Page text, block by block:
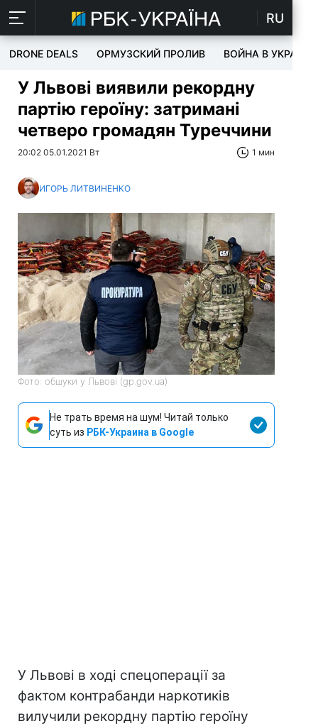
RU
DRONE DEALS ОРМУЗСКИЙ ПРОЛИВ ВОЙНА В УКРАИНЕ
У Львові виявили рекордну
партію героїну: затримані
четверо громадян Туреччини
20:02 05.01.2021 Вт 1 мин
ИГОРЬ ЛИТВИНЕНКО
Фото: обшуки у Львові (gp.gov.ua)
Не трать время на шум! Читай только
суть из РБК-Украина в Google
У Львові в ході спецоперації за
фактом контрабанди наркотиків
вилучили рекордну партію героїну